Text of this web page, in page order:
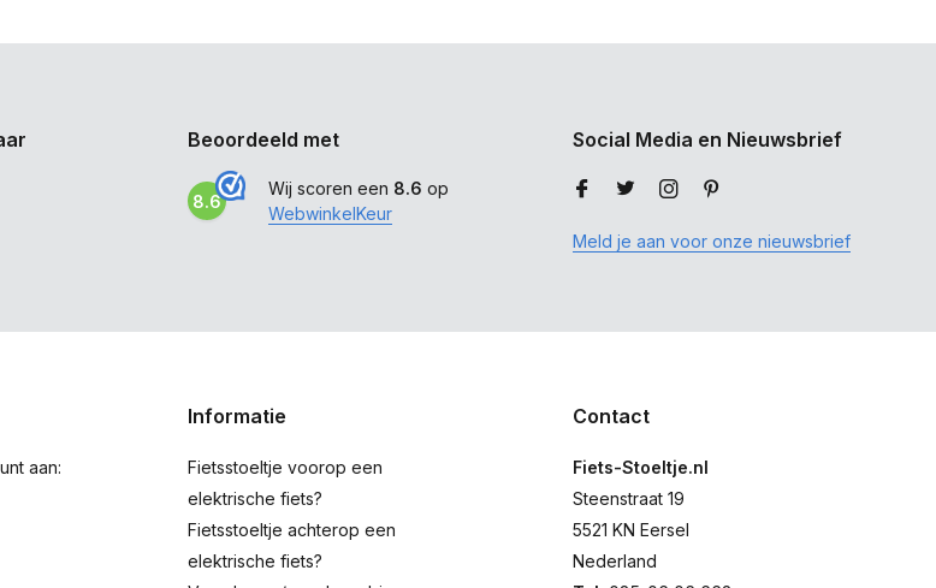
Beoordeeld met
8.6
Wij scoren een 8.6 op
WebwinkelKeur
Social Media en Nieuwsbrief
Meld je aan voor onze nieuwsbrief
aan:
Informatie
Fietsstoeltje voorop een
elektrische fiets?
Fietsstoeltje achterop een
elektrische fiets?
Contact
Fiets-Stoeltje.nl
Steenstraat 19
5521 KN Eersel
Nederland